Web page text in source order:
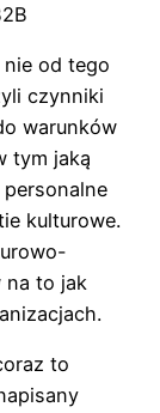
nie od tego
czynniki
warunków
tym jaką
kulturowe.
na to jak
to